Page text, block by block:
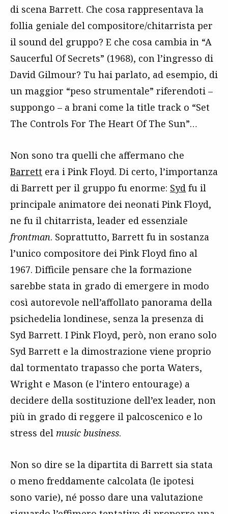
di scena Barrett. Che cosa rappresentava la
follia geniale del compositore/chitarrista per
il sound del gruppo? E che cosa cambia in “A
Saucerful Of Secrets” (1968), con l’ingresso di
David Gilmour? Tu hai parlato, ad esempio, di
un maggior “peso strumentale” riferendoti –
suppongo – a brani come la title track o “Set
The Controls For The Heart Of The Sun”…
Non sono tra quelli che affermano che
Barrett era i Pink Floyd. Di certo, l’importanza
di Barrett per il gruppo fu enorme: Syd fu il
principale animatore dei neonati Pink Floyd,
ne fu il chitarrista, leader ed essenziale
frontman. Soprattutto, Barrett fu in sostanza
l’unico compositore dei Pink Floyd fino al
1967. Difficile pensare che la formazione
sarebbe stata in grado di emergere in modo
così autorevole nell’affollato panorama della
psichedelia londinese, senza la presenza di
Syd Barrett. I Pink Floyd, però, non erano solo
Syd Barrett e la dimostrazione viene proprio
dal tormentato trapasso che porta Waters,
Wright e Mason (e l’intero entourage) a
decidere della sostituzione dell’ex leader, non
più in grado di reggere il palcoscenico e lo
stress del music business.
Non so dire se la dipartita di Barrett sia stata
o meno freddamente calcolata (le ipotesi
sono varie), né posso dare una valutazione